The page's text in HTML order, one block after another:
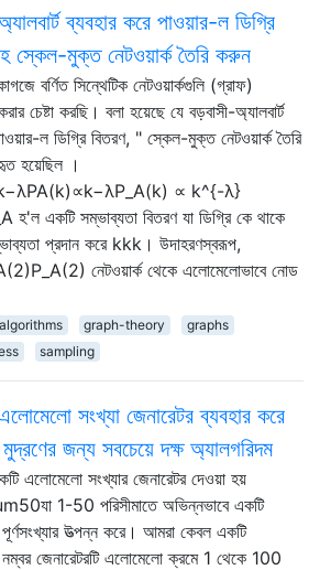
ব্যবহার করে পাওয়ার-ল ডিগ্রি
স্কেল-মুক্ত নেটওয়ার্ক তৈরি করুন
বর্ণিত সিন্থেটিক নেটওয়ার্কগুলি (গ্রাফ)
চেষ্টা করছি। বলা হয়েছে যে বড়বাসী-অ্যালবার্ট
ল ডিগ্রি বিতরণ, " স্কেল-মুক্ত নেটওয়ার্ক তৈরি
হয়েছিল ।
∝ k^{-λ}
হ'ল একটি সম্ভাব্যতা বিতরণ যা ডিগ্রি কে থাকে
প্রদান করে kkk। উদাহরণস্বরূপ,
নেটওয়ার্ক থেকে এলোমেলোভাবে নোড
algorithms graph-theory
graphs
sampling
সংখ্যা জেনারেটর ব্যবহার করে
জন্য সবচেয়ে দক্ষ অ্যালগরিদম
এলোমেলো সংখ্যার জেনারেটর দেওয়া হয়
1-50 পরিসীমাতে অভিন্নভাবে একটি
উত্পন্ন করে। আমরা কেবল একটি
জেনারেটরটি এলোমেলো ক্রমে 1 থেকে 100